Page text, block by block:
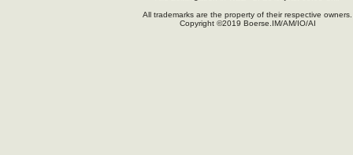
All trademarks are the property of their respective owners.
Copyright ©2019 Boerse.IM/AM/IO/AI